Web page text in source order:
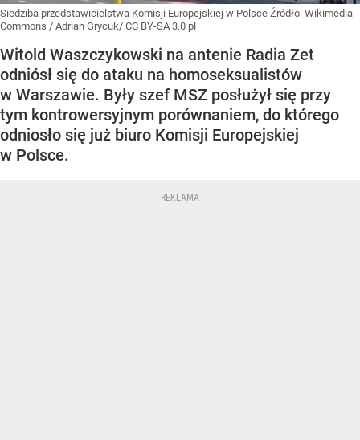
Siedziba przedstawicielstwa Komisji Europejskiej w Polsce Źródło: Wikimedia
Commons / Adrian Grycuk/ CC BY-SA 3.0 pl
Witold Waszczykowski na antenie Radia Zet
odniósł się do ataku na homoseksualistów
w Warszawie. Były szef MSZ posłużył się przy
tym kontrowersyjnym porównaniem, do którego
odniosło się już biuro Komisji Europejskiej
w Polsce.